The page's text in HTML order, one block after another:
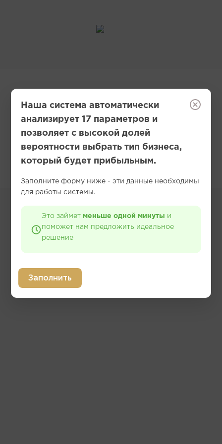
Вернуться на главную
Наша система автоматически
анализирует 17 параметров и
позволяет с высокой долей
вероятности выбрать тип бизнеса,
который будет прибыльным.
Заполните форму ниже - эти данные необходимы
для работы системы.
Это займет меньше одной минуты и
поможет нам предложить идеальное
решение
Заполнить